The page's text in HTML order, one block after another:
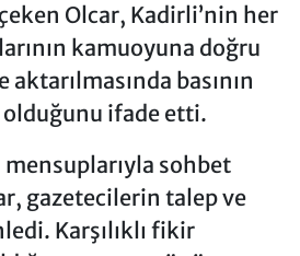
Olcar, Kadirli’nin her
kamuoyuna doğru
basının
olduğunu ifade etti.
mensuplarıyla sohbet
gazetecilerin talep ve
Karşılıklı fikir